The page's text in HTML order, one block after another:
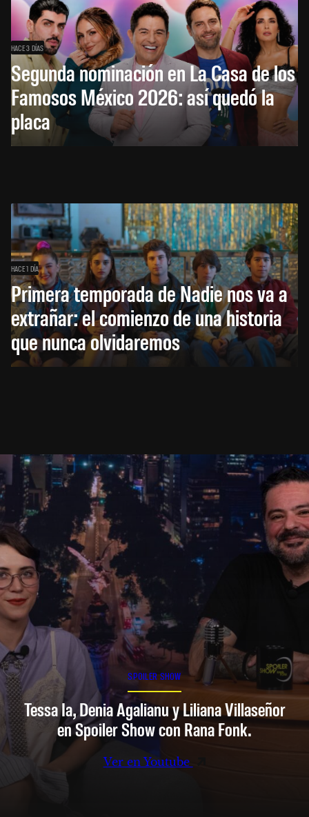
HACE 3 DÍAS
Segunda nominación en La Casa de los
Famosos México 2026: así quedó la
placa
HACE 1 DÍA
Primera temporada de Nadie nos va a
extrañar: el comienzo de una historia
que nunca olvidaremos
SPOILER SHOW
Tessa Ia, Denia Agalianu y Liliana Villaseñor
en Spoiler Show con Rana Fonk.
Ver en Youtube